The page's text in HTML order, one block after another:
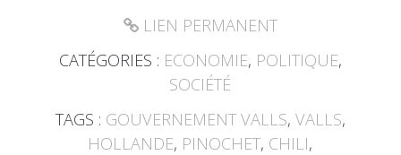
LIEN PERMANENT
CATÉGORIES : ECONOMIE, POLITIQUE,
SOCIÉTÉ
TAGS : GOUVERNEMENT VALLS, VALLS,
HOLLANDE, PINOCHET, CHILI,